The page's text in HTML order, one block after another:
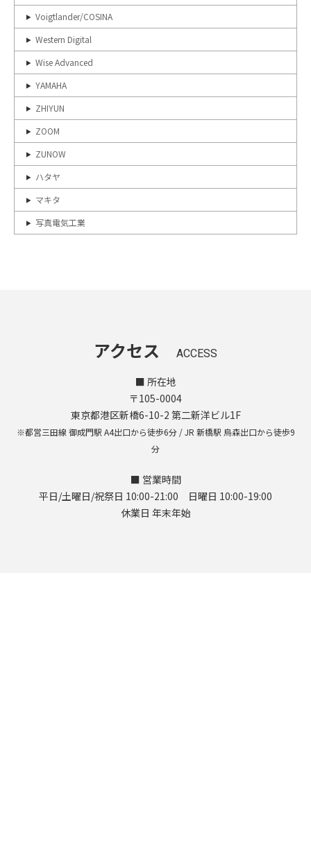
Voigtlander/COSINA
Western Digital
Wise Advanced
YAMAHA
ZHIYUN
ZOOM
ZUNOW
ハタヤ
マキタ
写真電気工業
アクセス ACCESS
■ 所在地
〒105-0004
東京都港区新橋6-10-2 第二新洋ビル1F
※都営三田線 御成門駅 A4出口から徒歩6分 / JR 新橋駅 烏森出口から徒歩9
分
■ 営業時間
平日/土曜日/祝祭日 10:00-21:00 日曜日 10:00-19:00
休業日 年末年始